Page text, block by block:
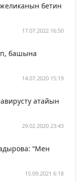
бетин
17.07.2022 16:50
башына
14.07.2020 15:19
атайын
29.02.2020 23:43
“Мен
15.09.2021 6:18